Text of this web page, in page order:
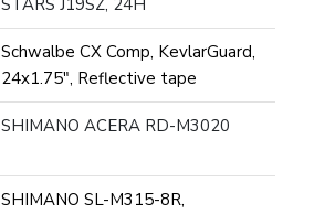
STARS J19SZ, 24H
Schwalbe CX Comp, KevlarGuard,
24x1.75", Reflective tape
SHIMANO ACERA RD-M3020
SHIMANO SL-M315-8R,